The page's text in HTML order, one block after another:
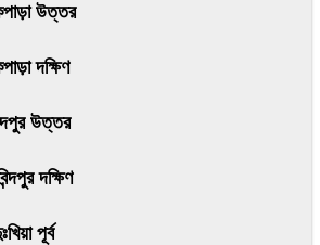
উত্তর
দক্ষিণ
উত্তর
দক্ষিণ
পূর্ব